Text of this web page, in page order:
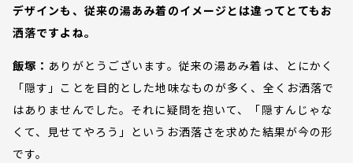
デザインも、従来の湯あみ着のイメージとは違ってとてもお
洒落ですよね。
飯塚： ありがとうございます。従来の湯あみ着は、とにかく
「隠す」ことを目的とした地味なものが多く、全くお洒落で
はありませんでした。それに疑問を抱いて、「隠すんじゃな
くて、見せてやろう」というお洒落さを求めた結果が今の形
です。